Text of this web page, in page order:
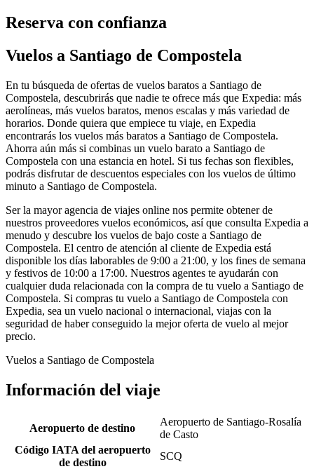
Reserva con confianza
Vuelos a Santiago de Compostela
En tu búsqueda de ofertas de vuelos baratos a Santiago de
Compostela, descubrirás que nadie te ofrece más que Expedia: más
aerolíneas, más vuelos baratos, menos escalas y más variedad de
horarios. Donde quiera que empiece tu viaje, en Expedia
encontrarás los vuelos más baratos a Santiago de Compostela.
Ahorra aún más si combinas un vuelo barato a Santiago de
Compostela con una estancia en hotel. Si tus fechas son flexibles,
podrás disfrutar de descuentos especiales con los vuelos de último
minuto a Santiago de Compostela.
Ser la mayor agencia de viajes online nos permite obtener de
nuestros proveedores vuelos económicos, así que consulta Expedia a
menudo y descubre los vuelos de bajo coste a Santiago de
Compostela. El centro de atención al cliente de Expedia está
disponible los días laborables de 9:00 a 21:00, y los fines de semana
y festivos de 10:00 a 17:00. Nuestros agentes te ayudarán con
cualquier duda relacionada con la compra de tu vuelo a Santiago de
Compostela. Si compras tu vuelo a Santiago de Compostela con
Expedia, sea un vuelo nacional o internacional, viajas con la
seguridad de haber conseguido la mejor oferta de vuelo al mejor
precio.
Vuelos a Santiago de Compostela
Información del viaje
Aeropuerto de destino
Aeropuerto de Santiago-Rosalía
de Casto
Código IATA del aeropuerto
de destino
SCQ